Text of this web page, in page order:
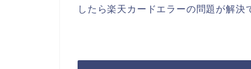
したら楽天カードエラーの問題が解決